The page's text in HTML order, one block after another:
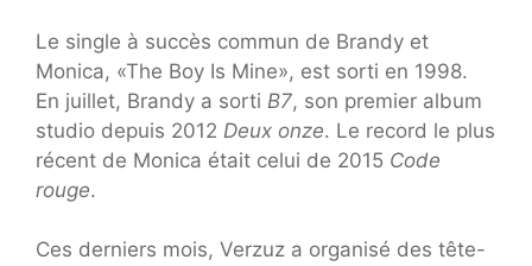
Le single à succès commun de Brandy et
Monica, «The Boy Is Mine», est sorti en 1998.
En juillet, Brandy a sorti B7, son premier album
studio depuis 2012 Deux onze. Le record le plus
récent de Monica était celui de 2015 Code
rouge.
Ces derniers mois, Verzuz a organisé des tête-